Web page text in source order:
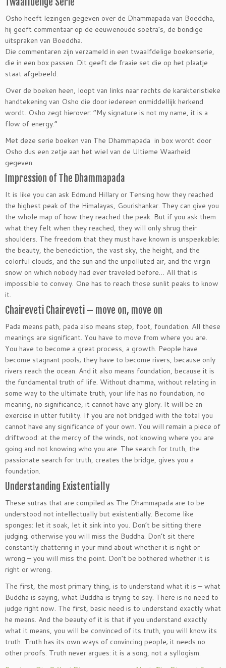
Osho heeft lezingen gegeven over de Dhammapada van Boeddha,
hij geeft commentaar op de eeuwenoude soetra’s, de bondige
uitspraken van Boeddha.
Die commentaren zijn verzameld in een twaalfdelige boekenserie,
die in een box passen. Dit geeft de fraaie set die op het plaatje
staat afgebeeld.
Over de boeken heen, loopt van links naar rechts de karakteristieke
handtekening van Osho die door iedereen onmiddellijk herkend
wordt. Osho zegt hierover: “My signature is not my name, it is a
flow of energy.”
Met deze serie boeken van The Dhammapada in box wordt door
Osho dus een zetje aan het wiel van de Ultieme Waarheid
gegeven.
Impression of The Dhammapada
It is like you can ask Edmund Hillary or Tensing how they reached
the highest peak of the Himalayas, Gourishankar. They can give you
the whole map of how they reached the peak. But if you ask them
what they felt when they reached, they will only shrug their
shoulders. The freedom that they must have known is unspeakable;
the beauty, the benediction, the vast sky, the height, and the
colorful clouds, and the sun and the unpolluted air, and the virgin
snow on which nobody had ever traveled before… All that is
impossible to convey. One has to reach those sunlit peaks to know
it.
Chaireveti Chaireveti – move on, move on
Pada means path, pada also means step, foot, foundation. All these
meanings are significant. You have to move from where you are.
You have to become a great process, a growth. People have
become stagnant pools; they have to become rivers, because only
rivers reach the ocean. And it also means foundation, because it is
the fundamental truth of life. Without dhamma, without relating in
some way to the ultimate truth, your life has no foundation, no
meaning, no significance, it cannot have any glory. It will be an
exercise in utter futility. If you are not bridged with the total you
cannot have any significance of your own. You will remain a piece of
driftwood: at the mercy of the winds, not knowing where you are
going and not knowing who you are. The search for truth, the
passionate search for truth, creates the bridge, gives you a
foundation.
Understanding Existentially
These sutras that are compiled as The Dhammapada are to be
understood not intellectually but existentially. Become like
sponges: let it soak, let it sink into you. Don’t be sitting there
judging; otherwise you will miss the Buddha. Don’t sit there
constantly chattering in your mind about whether it is right or
wrong – you will miss the point. Don’t be bothered whether it is
right or wrong.
The first, the most primary thing, is to understand what it is – what
Buddha is saying, what Buddha is trying to say. There is no need to
judge right now. The first, basic need is to understand exactly what
he means. And the beauty of it is that if you understand exactly
what it means, you will be convinced of its truth, you will know its
truth. Truth has its own ways of convincing people; it needs no
other proofs. Truth never argues: it is a song, not a syllogism.